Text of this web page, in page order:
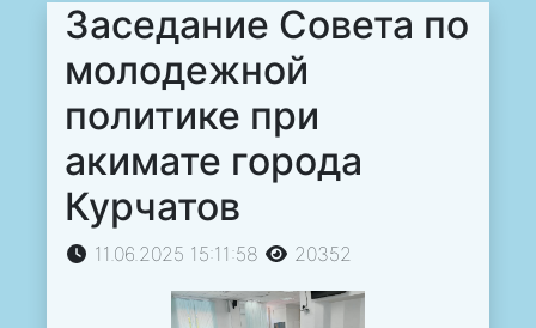
Заседание Совета по
молодежной
политике при
акимате города
Курчатов
11.06.2025 15:11:58 20352